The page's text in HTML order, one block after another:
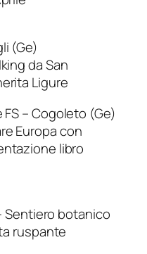
(Ge)
da San
Ligure
– Cogoleto (Ge)
Europa con
libro
Sentiero botanico
ruspante